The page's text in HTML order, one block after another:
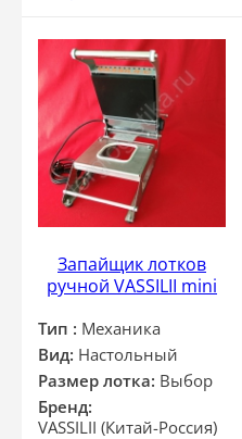
Запайщик лотков
ручной VASSILII mini
Тип : Механика
Вид: Настольный
Размер лотка: Выбор
Бренд:
VASSILII (Китай-Россия)